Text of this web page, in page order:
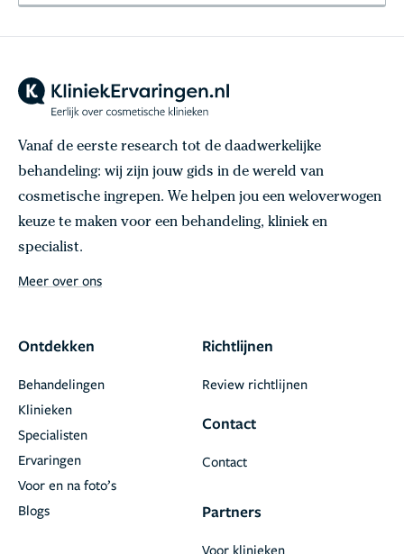
Vanaf de eerste research tot de daadwerkelijke
behandeling: wij zijn jouw gids in de wereld van
cosmetische ingrepen. We helpen jou een weloverwogen
keuze te maken voor een behandeling, kliniek en
specialist.
Meer over ons
Ontdekken
Behandelingen
Klinieken
Specialisten
Ervaringen
Voor en na foto’s
Blogs
Richtlijnen
Review richtlijnen
Contact
Contact
Partners
Voor klinieken